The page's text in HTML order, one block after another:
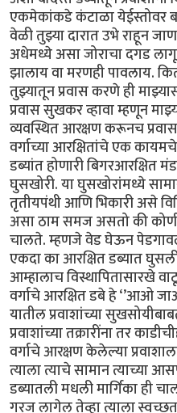
एकमेकांकडे कंटाळा येईस्तोवर
वेळी तुझ्या दारात उभे राहून
अधेमध्ये असा जोराचा दगड
झालाय वा मरणही पावलाय.
तुझ्यातून प्रवास करणे ही
प्रवास सुखकर व्हावा म्हणून
व्यवस्थित आरक्षण करूनच
वर्गाच्या आरक्षितांचे एक
डब्यांत होणारी बिगरआरक्षित
घुसखोरी. या घुसखोरांमध्ये
तृतीयपंथी आणि भिकारी असे
असा ठाम समज असतो की
चालते. म्हणजे वेड घेऊन
एकदा का आरक्षित डब्यात
आम्हालाच विस्थापितासारखे
वर्गाचे आरक्षित डबे हे ‘’आओ
यातील प्रवाशांच्या
प्रवाशांच्या तक्रारींना तर
वर्गाचे आरक्षण केलेल्या
त्याला त्याचे सामान त्याच्या
डब्यातली मधली मार्गिका ही
गरज लागेल तेव्हा त्याला